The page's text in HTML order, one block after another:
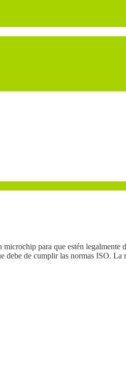
para que estén legalmente
de cumplir las normas ISO. La